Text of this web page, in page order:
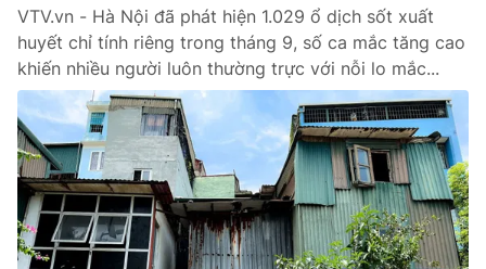
thông tin từ website này.
VTV.vn - Hà Nội đã phát hiện 1.029 ổ dịch sốt xuất
huyết chỉ tính riêng trong tháng 9, số ca mắc tăng cao
khiến nhiều người luôn thường trực với nỗi lo mắc...